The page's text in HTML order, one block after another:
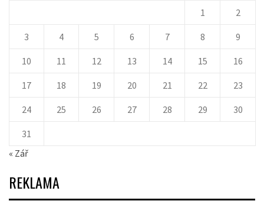
1
2
3 4 5 6 7 8 9
10 11 12 13 14 15 16
17 18 19 20 21 22 23
24 25 26 27 28 29 30
31
« Zář
REKLAMA